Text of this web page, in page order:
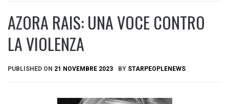
AZORA RAIS: UNA VOCE CONTRO
LA VIOLENZA
PUBLISHED ON 21 NOVEMBRE 2023 BY STARPEOPLENEWS